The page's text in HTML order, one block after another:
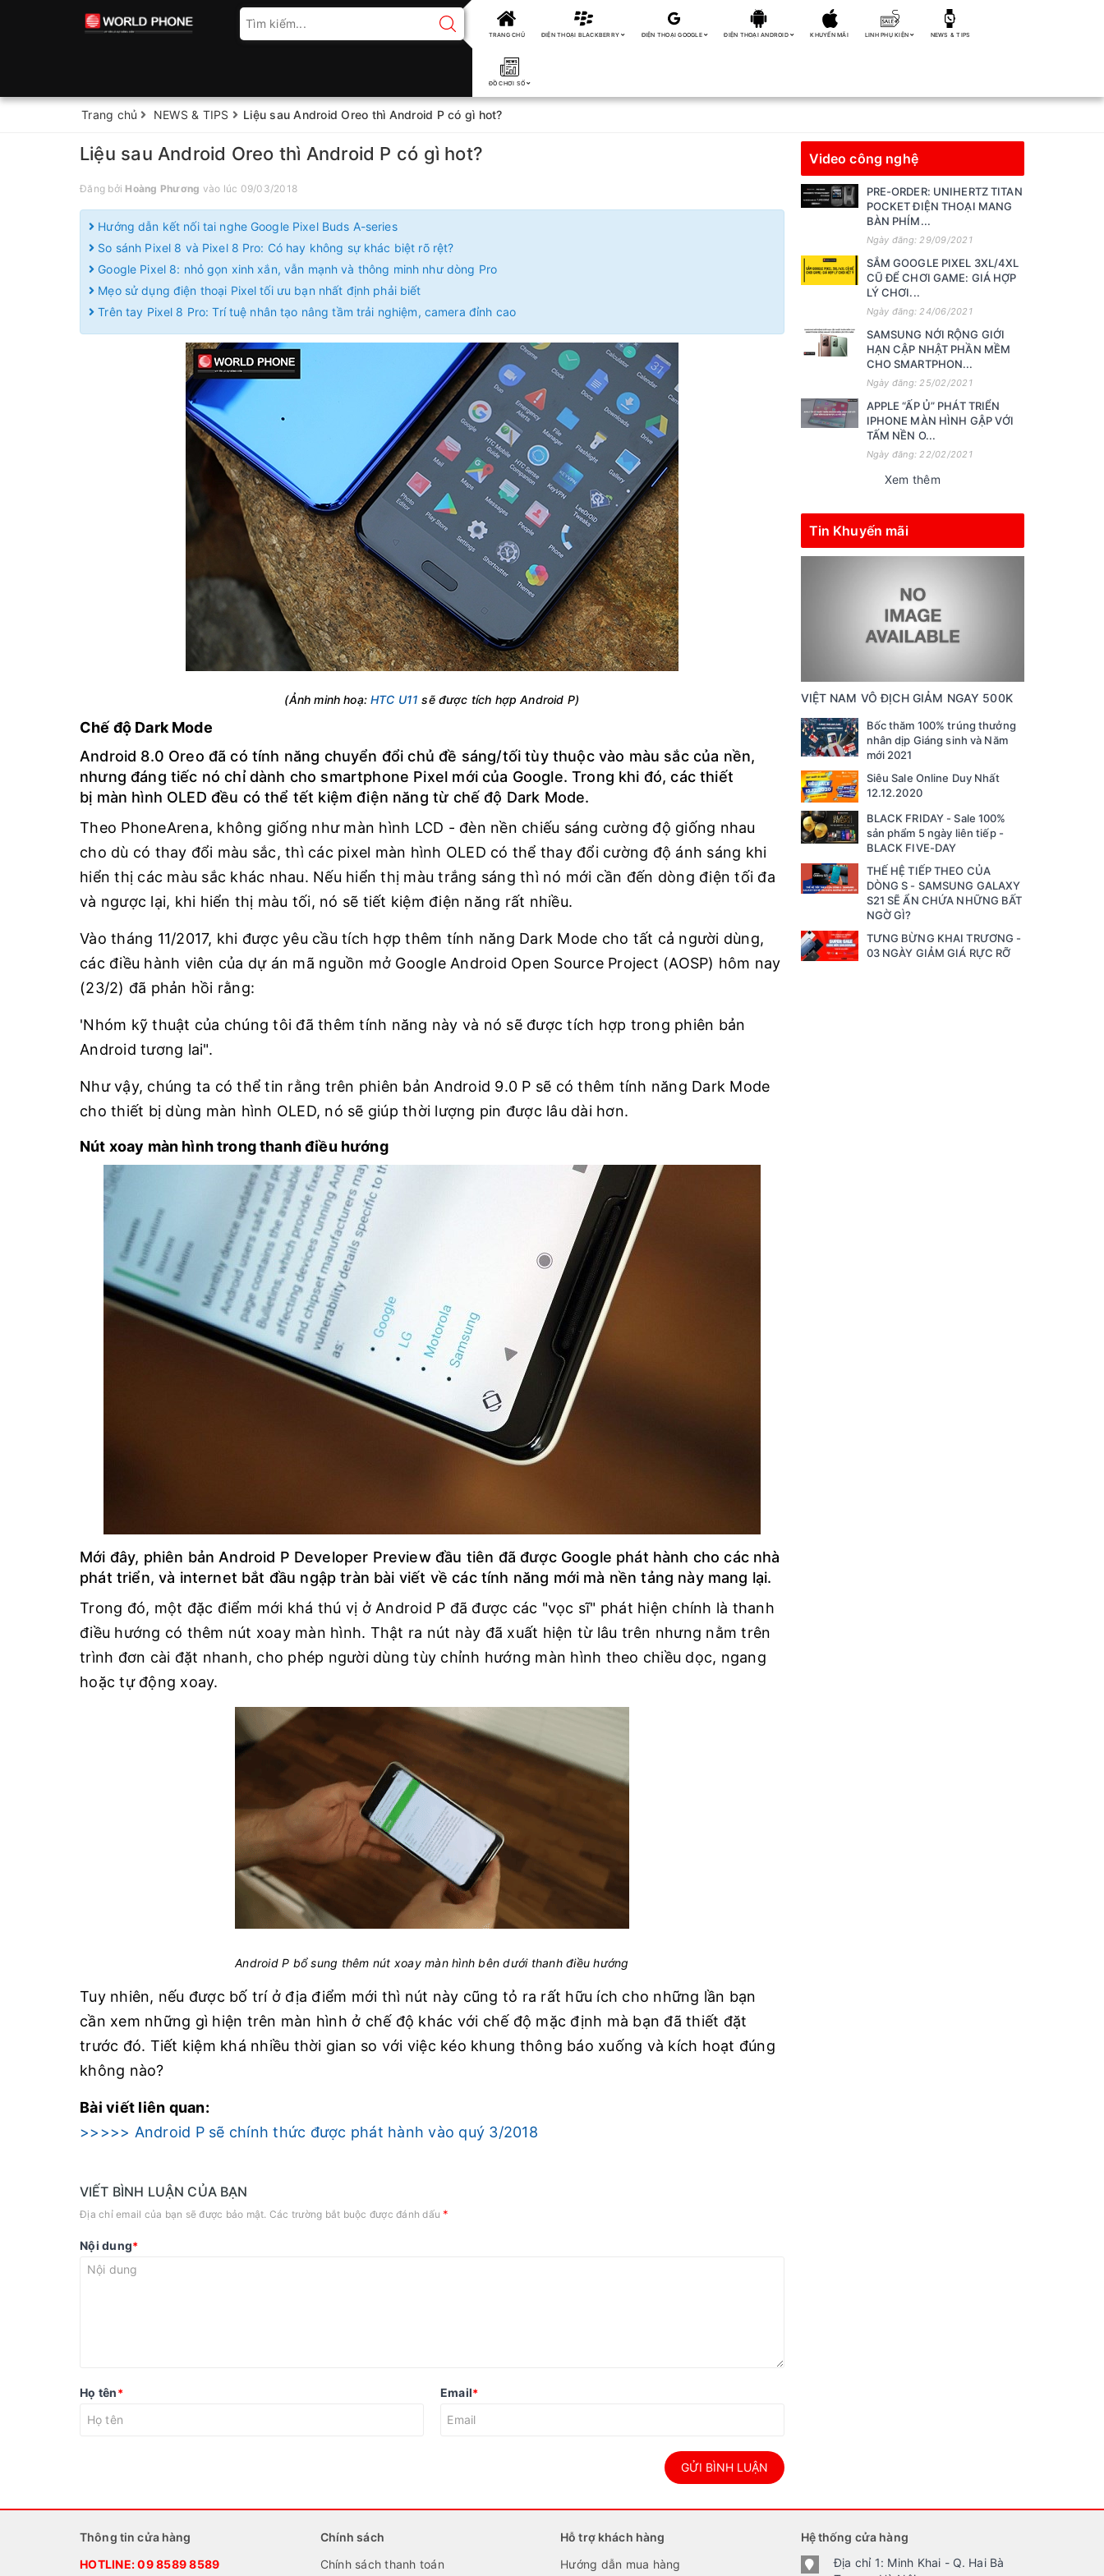
TRANG CHỦ ĐIỆN THOẠI BLACKBERRY ĐIỆN THOẠI GOOGLE ĐIỆN THOẠI ANDROID KHUYẾN MÃI LINH PHỤ KIỆN NEWS & TIPS
ĐỒ CHƠI SỐ
Trang chủ NEWS & TIPS Liệu sau Android Oreo thì Android P có gì hot?
Liệu sau Android Oreo thì Android P có gì hot?
Đăng bởi Hoàng Phương vào lúc 09/03/2018
Hướng dẫn kết nối tai nghe Google Pixel Buds A-series
So sánh Pixel 8 và Pixel 8 Pro: Có hay không sự khác biệt rõ rệt?
Google Pixel 8: nhỏ gọn xinh xắn, vẫn mạnh và thông minh như dòng Pro
Mẹo sử dụng điện thoại Pixel tối ưu bạn nhất định phải biết
Trên tay Pixel 8 Pro: Trí tuệ nhân tạo nâng tầm trải nghiệm, camera đỉnh cao
(Ảnh minh hoạ:HTC U11 sẽ được tích hợp Android P)
Chế độ Dark Mode
Android 8.0 Oreo đã có tính năng chuyển đổi chủ đề sáng/tối tùy thuộc vào màu sắc của nền,
nhưng đáng tiếc nó chỉ dành cho smartphone Pixel mới của Google. Trong khi đó, các thiết
bị màn hình OLED đều có thể tết kiệm điện năng từ chế độ Dark Mode.
Theo PhoneArena, không giống như màn hình LCD - đèn nền chiếu sáng cường độ giống nhau
cho dù có thay đổi màu sắc, thì các pixel màn hình OLED có thể thay đổi cường độ ánh sáng khi
hiển thị các màu sắc khác nhau. Nếu hiển thị màu trắng sáng thì nó mới cần đến dòng điện tối đa
và ngược lại, khi hiển thị màu tối, nó sẽ tiết kiệm điện năng rất nhiều.
Vào tháng 11/2017, khi được yêu cầu tích hợp thêm tính năng Dark Mode cho tất cả người dùng,
các điều hành viên của dự án mã nguồn mở Google Android Open Source Project (AOSP) hôm nay
(23/2) đã phản hồi rằng:
'Nhóm kỹ thuật của chúng tôi đã thêm tính năng này và nó sẽ được tích hợp trong phiên bản
Android tương lai".
Như vậy, chúng ta có thể tin rằng trên phiên bản Android 9.0 P sẽ có thêm tính năng Dark Mode
cho thiết bị dùng màn hình OLED, nó sẽ giúp thời lượng pin được lâu dài hơn.
Nút xoay màn hình trong thanh điều hướng
Mới đây, phiên bản Android P Developer Preview đầu tiên đã được Google phát hành cho các nhà
phát triển, và internet bắt đầu ngập tràn bài viết về các tính năng mới mà nền tảng này mang lại.
Trong đó, một đặc điểm mới khá thú vị ở Android P đã được các "vọc sĩ" phát hiện chính là thanh
điều hướng có thêm nút xoay màn hình. Thật ra nút này đã xuất hiện từ lâu trên nhưng nằm trên
trình đơn cài đặt nhanh, cho phép người dùng tùy chỉnh hướng màn hình theo chiều dọc, ngang
hoặc tự động xoay.
Android P bổ sung thêm nút xoay màn hình bên dưới thanh điều hướng
Tuy nhiên, nếu được bố trí ở địa điểm mới thì nút này cũng tỏ ra rất hữu ích cho những lần bạn
cần xem những gì hiện trên màn hình ở chế độ khác với chế độ mặc định mà bạn đã thiết đặt
trước đó. Tiết kiệm khá nhiều thời gian so với việc kéo khung thông báo xuống và kích hoạt đúng
không nào?
Bài viết liên quan:
>>>>> Android P sẽ chính thức được phát hành vào quý 3/2018
VIẾT BÌNH LUẬN CỦA BẠN
Địa chỉ email của bạn sẽ được bảo mật. Các trường bắt buộc được đánh dấu *
Nội dung*
Họ tên* Email*
GỬI BÌNH LUẬN
Video công nghệ
PRE-ORDER: UNIHERTZ TITAN
POCKET ĐIỆN THOẠI MANG
BÀN PHÍM...
Ngày đăng: 29/09/2021
SẮM GOOGLE PIXEL 3XL/4XL
CŨ ĐỂ CHƠI GAME: GIÁ HỢP
LÝ CHƠI...
Ngày đăng: 24/06/2021
SAMSUNG NỚI RỘNG GIỚI
HẠN CẬP NHẬT PHẦN MỀM
CHO SMARTPHON...
Ngày đăng: 25/02/2021
APPLE “ẤP Ủ” PHÁT TRIỂN
IPHONE MÀN HÌNH GẬP VỚI
TẤM NỀN O...
Ngày đăng: 22/02/2021
Xem thêm
Tin Khuyến mãi
VIỆT NAM VÔ ĐỊCH GIẢM NGAY 500K
Bốc thăm 100% trúng thưởng
nhân dịp Giáng sinh và Năm
mới 2021
Siêu Sale Online Duy Nhất
12.12.2020
BLACK FRIDAY - Sale 100%
sản phẩm 5 ngày liên tiếp -
BLACK FIVE-DAY
THẾ HỆ TIẾP THEO CỦA
DÒNG S - SAMSUNG GALAXY
S21 SẼ ẨN CHỨA NHỮNG BẤT
NGỜ GÌ?
TƯNG BỪNG KHAI TRƯƠNG -
03 NGÀY GIẢM GIÁ RỰC RỠ
Thông tin cửa hàng
HOTLINE:09 8589 8589
Chính sách
Chính sách thanh toán
Hỗ trợ khách hàng
Hướng dẫn mua hàng
Hệ thống cửa hàng
Địa chỉ 1: Minh Khai - Q. Hai Bà